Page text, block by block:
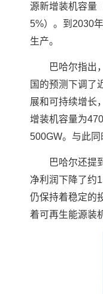
源新增装机容量
5%）。到2030
生产。
巴哈尔指出
国的预测下调了
展和可持续增长
增装机容量为
500GW。与此
巴哈尔还提
净利润下降了约
仍保持着稳定的
着可再生能源装